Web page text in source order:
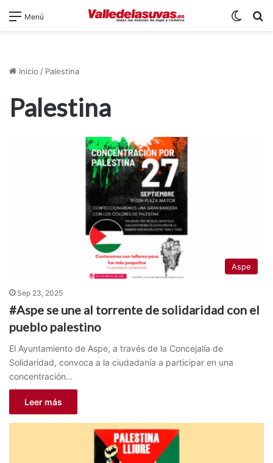
Menú
Inicio / Palestina
Palestina
Aspe
Sep 23, 2025
#Aspe se une al torrente de solidaridad con el
pueblo palestino
El Ayuntamiento de Aspe, a través de la Concejalía de
Solidaridad, convoca a la ciudadanía a participar en una
concentración…
Leer más